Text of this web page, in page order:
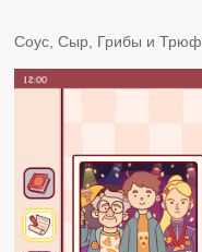
Соус, Сыр, Грибы и